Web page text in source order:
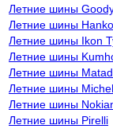
Летние шины
Летние шины
Летние шины Ikon
Летние шины
Летние шины
Летние шины
Летние шины
Летние шины Pirelli